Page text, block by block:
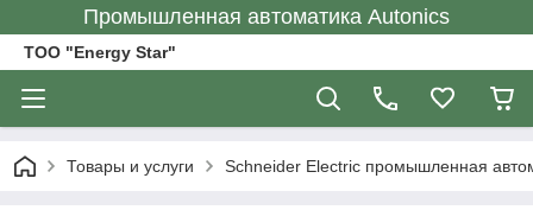
Промышленная автоматика Autonics
ТОО "Energy Star"
Товары и услуги Schneider Electric промышленная